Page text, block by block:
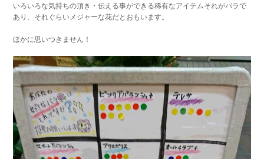
いろいろな気持ちの頂き・伝える事ができる稀有なアイテムそれがバラで
あり、それぐらいメジャーな花だとおもいます。
ほかに思いつきません！